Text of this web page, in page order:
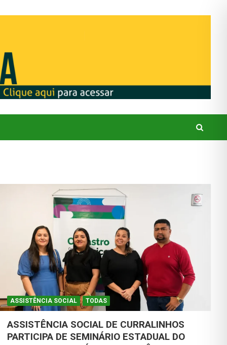
ASSISTÊNCIA SOCIAL TODAS
ASSISTÊNCIA SOCIAL DE CURRALINHOS
PARTICIPA DE SEMINÁRIO ESTADUAL DO